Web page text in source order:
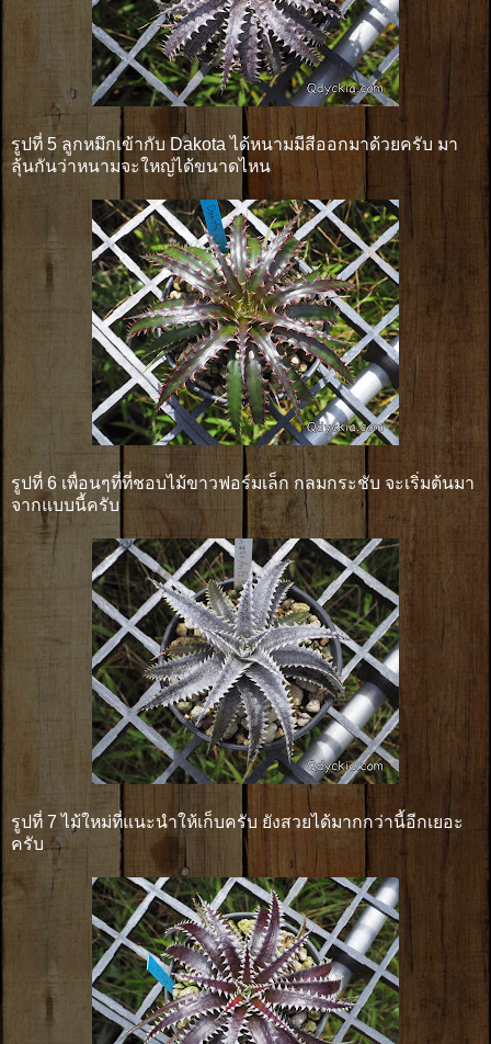
รูปที่ 5 ลูกหมึกเข้ากับ Dakota ได้หนามมีสีออกมาด้วยครับ มา
ลุ้นกันว่าหนามจะใหญ่ได้ขนาดไหน
รูปที่ 6 เพื่อนๆที่ที่ชอบไม้ขาวฟอร์มเล็ก กลมกระชับ จะเริ่มต้นมา
จากแบบนี้ครับ
รูปที่ 7 ไม้ใหม่ที่แนะนำให้เก็บครับ ยังสวยได้มากกว่านี้อีกเยอะ
ครับ